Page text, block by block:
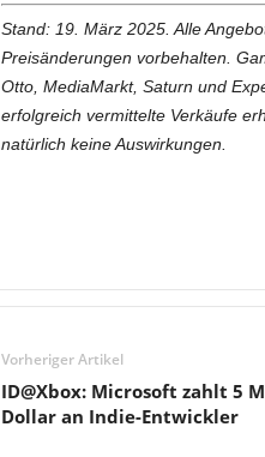
Stand: 19. März 2025. Alle
Preisänderungen vorbehalten.
Otto, MediaMarkt, Saturn und
erfolgreich vermittelte Verkäufe
natürlich keine Auswirkungen.
Vorheriger Artikel
ID@Xbox: Microsoft zahlt 5
Dollar an Indie-Entwickler